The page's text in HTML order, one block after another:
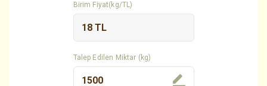
Birim Fiyat(kg/TL)
Talep Edilen Miktar (kg)